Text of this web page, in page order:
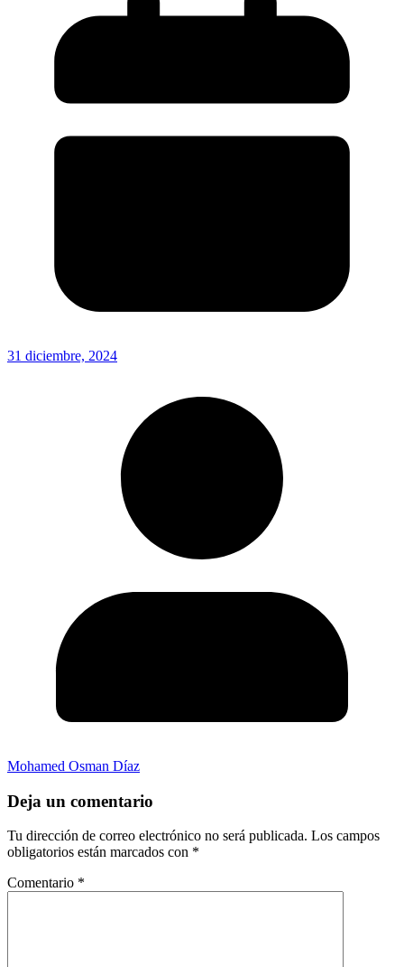
31 diciembre, 2024
Mohamed Osman Díaz
Deja un comentario
Tu dirección de correo electrónico no será publicada. Los campos
obligatorios están marcados con *
Comentario *